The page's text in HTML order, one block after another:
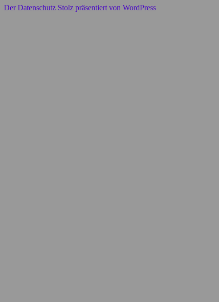
Der Datenschutz Stolz präsentiert von WordPress